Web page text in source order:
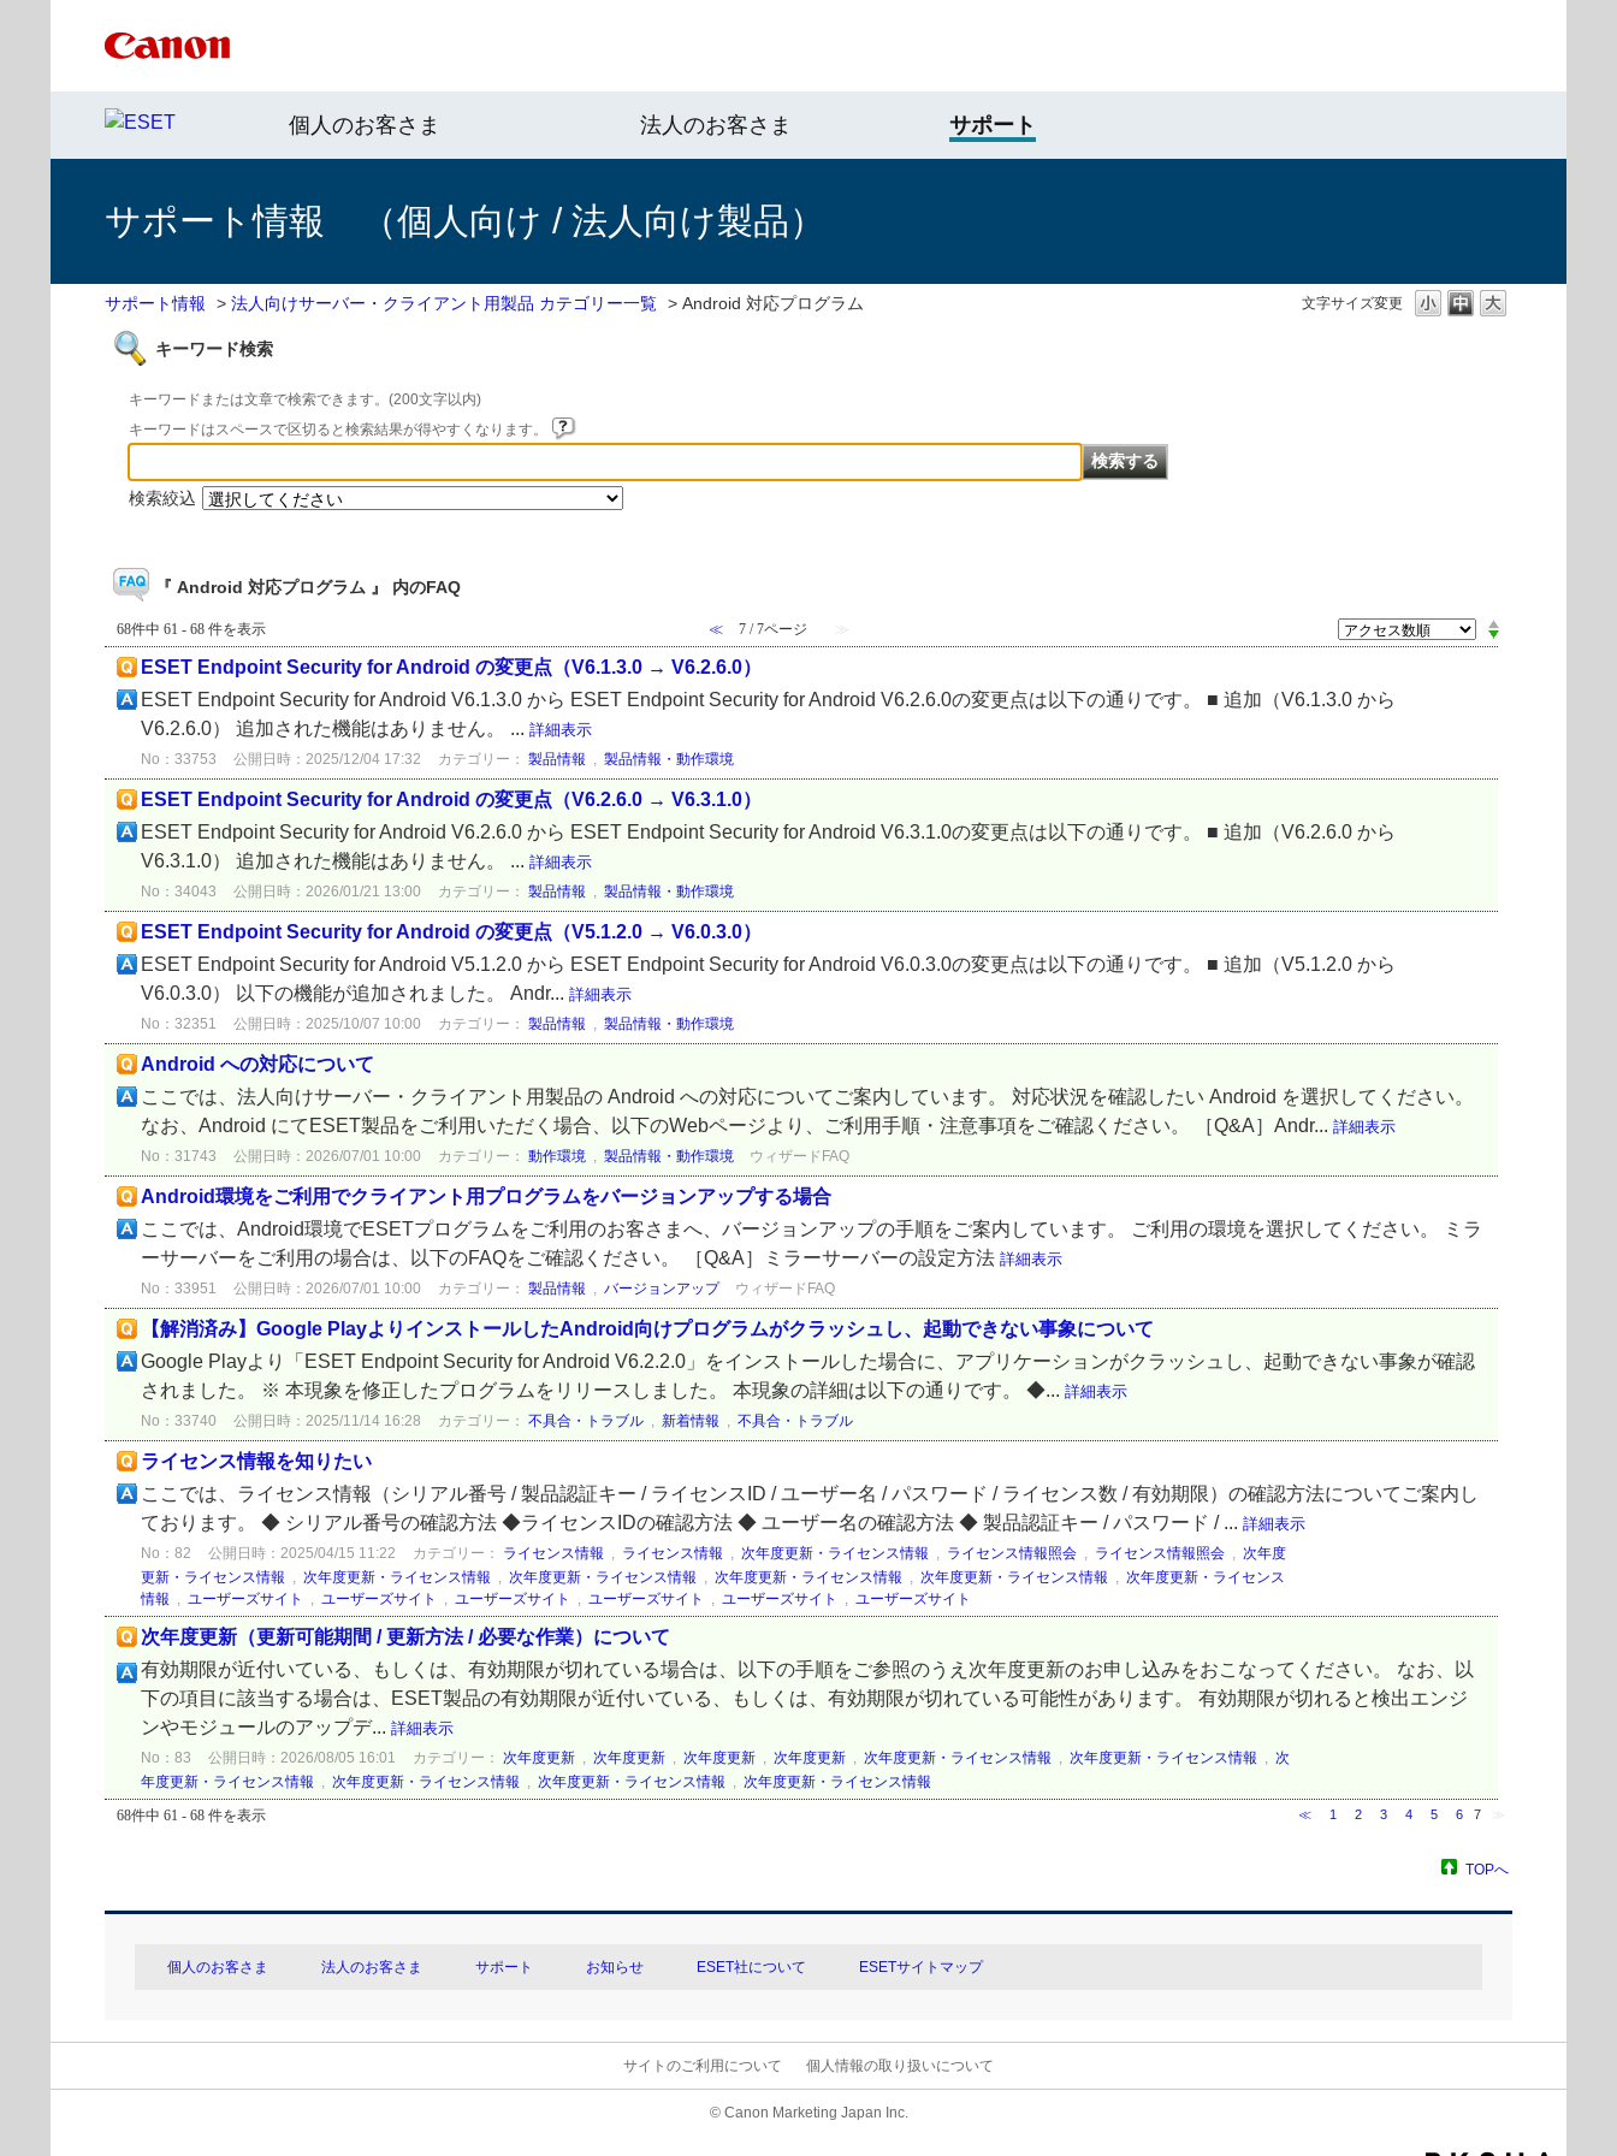
個人のお客さま 法人のお客さま サポート
サポート情報 （個人向け / 法人向け製品）
文字サイズ変更
サポート情報 > 法人向けサーバー・クライアント用製品 カテゴリー一覧 > Android 対応プログラム
キーワード検索
キーワードまたは文章で検索できます。(200文字以内)
キーワードはスペースで区切ると検索結果が得やすくなります。
検索絞込
『 Android 対応プログラム 』 内のFAQ
68件中 61 - 68 件を表示 ≪ 7 / 7ページ ≫
ESET Endpoint Security for Android の変更点（V6.1.3.0 → V6.2.6.0）
ESET Endpoint Security for Android V6.1.3.0 から ESET Endpoint Security for Android V6.2.6.0の変更点は以下の通りです。 ■ 追加（V6.1.3.0 から
V6.2.6.0） 追加された機能はありません。 ... 詳細表示
No：33753 公開日時：2025/12/04 17:32 カテゴリー： 製品情報 , 製品情報・動作環境
ESET Endpoint Security for Android の変更点（V6.2.6.0 → V6.3.1.0）
ESET Endpoint Security for Android V6.2.6.0 から ESET Endpoint Security for Android V6.3.1.0の変更点は以下の通りです。 ■ 追加（V6.2.6.0 から
V6.3.1.0） 追加された機能はありません。 ... 詳細表示
No：34043 公開日時：2026/01/21 13:00 カテゴリー： 製品情報 , 製品情報・動作環境
ESET Endpoint Security for Android の変更点（V5.1.2.0 → V6.0.3.0）
ESET Endpoint Security for Android V5.1.2.0 から ESET Endpoint Security for Android V6.0.3.0の変更点は以下の通りです。 ■ 追加（V5.1.2.0 から
V6.0.3.0） 以下の機能が追加されました。 Andr... 詳細表示
No：32351 公開日時：2025/10/07 10:00 カテゴリー： 製品情報 , 製品情報・動作環境
Android への対応について
ここでは、法人向けサーバー・クライアント用製品の Android への対応についてご案内しています。 対応状況を確認したい Android を選択してください。
なお、Android にてESET製品をご利用いただく場合、以下のWebページより、ご利用手順・注意事項をご確認ください。 ［Q&A］Andr... 詳細表示
No：31743 公開日時：2026/07/01 10:00 カテゴリー： 動作環境 , 製品情報・動作環境 ウィザードFAQ
Android環境をご利用でクライアント用プログラムをバージョンアップする場合
ここでは、Android環境でESETプログラムをご利用のお客さまへ、バージョンアップの手順をご案内しています。 ご利用の環境を選択してください。 ミラ
ーサーバーをご利用の場合は、以下のFAQをご確認ください。 ［Q&A］ミラーサーバーの設定方法 詳細表示
No：33951 公開日時：2026/07/01 10:00 カテゴリー： 製品情報 , バージョンアップ ウィザードFAQ
【解消済み】Google PlayよりインストールしたAndroid向けプログラムがクラッシュし、起動できない事象について
Google Playより「ESET Endpoint Security for Android V6.2.2.0」をインストールした場合に、アプリケーションがクラッシュし、起動できない事象が確認
されました。 ※ 本現象を修正したプログラムをリリースしました。 本現象の詳細は以下の通りです。 ◆... 詳細表示
No：33740 公開日時：2025/11/14 16:28 カテゴリー： 不具合・トラブル , 新着情報 , 不具合・トラブル
ライセンス情報を知りたい
ここでは、ライセンス情報（シリアル番号 / 製品認証キー / ライセンスID / ユーザー名 / パスワード / ライセンス数 / 有効期限）の確認方法についてご案内し
ております。 ◆ シリアル番号の確認方法 ◆ライセンスIDの確認方法 ◆ ユーザー名の確認方法 ◆ 製品認証キー / パスワード / ... 詳細表示
No：82 公開日時：2025/04/15 11:22 カテゴリー： ライセンス情報 , ライセンス情報 , 次年度更新・ライセンス情報 , ライセンス情報照会 , ライセンス情報照会 , 次年度
更新・ライセンス情報 , 次年度更新・ライセンス情報 , 次年度更新・ライセンス情報 , 次年度更新・ライセンス情報 , 次年度更新・ライセンス情報 , 次年度更新・ライセンス
情報 , ユーザーズサイト , ユーザーズサイト , ユーザーズサイト , ユーザーズサイト , ユーザーズサイト , ユーザーズサイト
次年度更新（更新可能期間 / 更新方法 / 必要な作業）について
有効期限が近付いている、もしくは、有効期限が切れている場合は、以下の手順をご参照のうえ次年度更新のお申し込みをおこなってください。 なお、以
下の項目に該当する場合は、ESET製品の有効期限が近付いている、もしくは、有効期限が切れている可能性があります。 有効期限が切れると検出エンジ
ンやモジュールのアップデ... 詳細表示
No：83 公開日時：2026/08/05 16:01 カテゴリー： 次年度更新 , 次年度更新 , 次年度更新 , 次年度更新 , 次年度更新・ライセンス情報 , 次年度更新・ライセンス情報 , 次
年度更新・ライセンス情報 , 次年度更新・ライセンス情報 , 次年度更新・ライセンス情報 , 次年度更新・ライセンス情報
68件中 61 - 68 件を表示
≪ 1 2 3 4 5 6 7
TOPへ
個人のお客さま 法人のお客さま サポート お知らせ ESET社について ESETサイトマップ
サイトのご利用について 個人情報の取り扱いについて
© Canon Marketing Japan Inc.